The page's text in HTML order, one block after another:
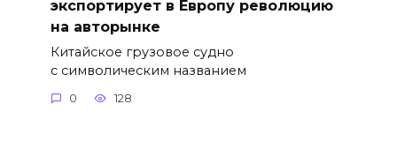
экспортирует в Европу революцию
на авторынке
Китайское грузовое судно
с символическим названием
0 128